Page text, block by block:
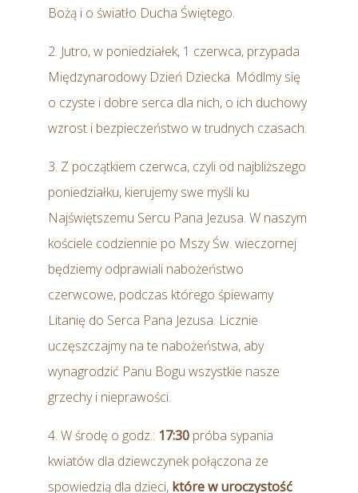
Bożą i o światło Ducha Świętego.
2. Jutro, w poniedziałek, 1 czerwca, przypada
Międzynarodowy Dzień Dziecka. Módlmy się
o czyste i dobre serca dla nich, o ich duchowy
wzrost i bezpieczeństwo w trudnych czasach.
3. Z początkiem czerwca, czyli od najbliższego
poniedziałku, kierujemy swe myśli ku
Najświętszemu Sercu Pana Jezusa. W naszym
kościele codziennie po Mszy Św. wieczornej
będziemy odprawiali nabożeństwo
czerwcowe, podczas którego śpiewamy
Litanię do Serca Pana Jezusa. Licznie
uczęszczajmy na te nabożeństwa, aby
wynagrodzić Panu Bogu wszystkie nasze
grzechy i nieprawości.
4. W środę o godz.: 17:30 próba sypania
kwiatów dla dziewczynek połączona ze
spowiedzią dla dzieci, które w uroczystość